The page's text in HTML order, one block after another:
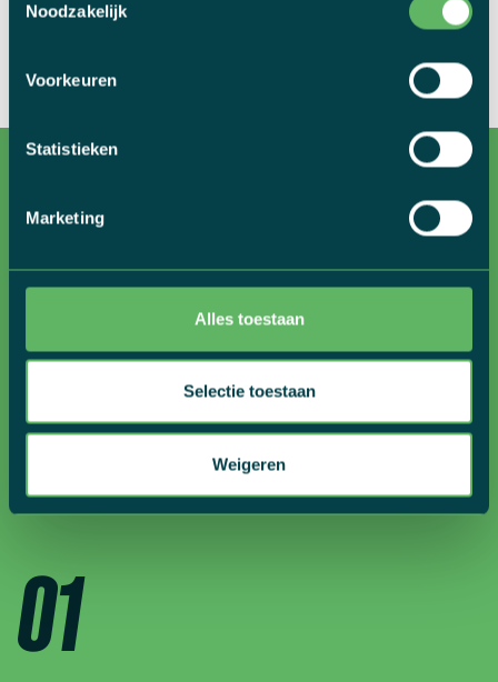
Noodzakelijk
Voorkeuren
Statistieken
Marketing
Alles toestaan
Selectie toestaan
Weigeren
MET GOLAZO TRAVEL OP FIETSVAKANTIE, IN 3
STAPPEN
01